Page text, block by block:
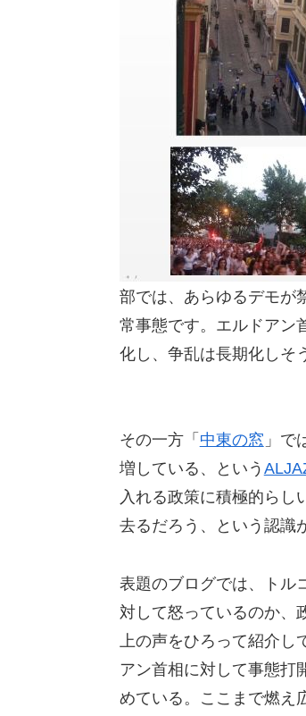
部では、あらゆるデモが
常事態です。エルドアン
化し、争乱は長期化しそ
その一方「 中東の窓 」で
増している、という
入れる政策に積極的らし
去るだろう、という認識
表題のブログでは、トル
対して怒っているのか、
上の声をひろって紹介
アン首相に対して事態打
めている。ここまで燃え